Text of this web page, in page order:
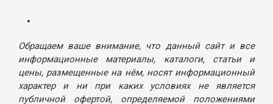
Обращаем ваше внимание, что данный сайт и все
информационные материалы, каталоги, статьи и
цены, размещенные на нём, носят информационный
характер и ни при каких условиях не является
публичной офертой, определяемой положениями